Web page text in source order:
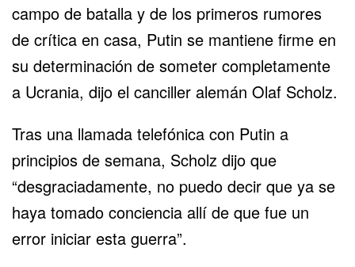
campo de batalla y de los primeros rumores
de crítica en casa, Putin se mantiene firme en
su determinación de someter completamente
a Ucrania, dijo el canciller alemán Olaf Scholz.
Tras una llamada telefónica con Putin a
principios de semana, Scholz dijo que
“desgraciadamente, no puedo decir que ya se
haya tomado conciencia allí de que fue un
error iniciar esta guerra”.